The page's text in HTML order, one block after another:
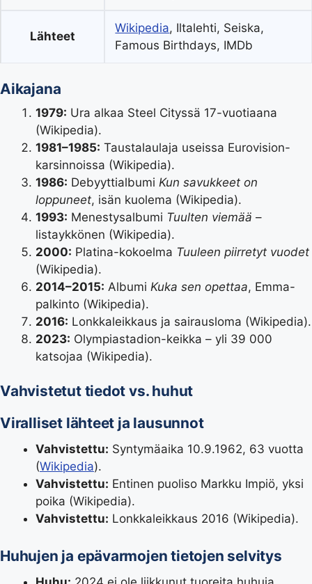
Lähteet
Wikipedia, Iltalehti, Seiska,
Famous Birthdays, IMDb
Aikajana
1979: Ura alkaa Steel Cityssä 17-vuotiaana
(Wikipedia).
1981–1985: Taustalaulaja useissa Eurovision-
karsinnoissa (Wikipedia).
1986: Debyyttialbumi Kun savukkeet on
loppuneet, isän kuolema (Wikipedia).
1993: Menestysalbumi Tuulten viemää –
listaykkönen (Wikipedia).
2000: Platina-kokoelma Tuuleen piirretyt vuodet
(Wikipedia).
2014–2015: Albumi Kuka sen opettaa, Emma-
palkinto (Wikipedia).
2016: Lonkkaleikkaus ja sairausloma (Wikipedia).
2023: Olympiastadion-keikka – yli 39 000
katsojaa (Wikipedia).
Vahvistetut tiedot vs. huhut
Viralliset lähteet ja lausunnot
Vahvistettu: Syntymäaika 10.9.1962, 63 vuotta
(Wikipedia).
Vahvistettu: Entinen puoliso Markku Impiö, yksi
poika (Wikipedia).
Vahvistettu: Lonkkaleikkaus 2016 (Wikipedia).
Huhujen ja epävarmojen tietojen selvitys